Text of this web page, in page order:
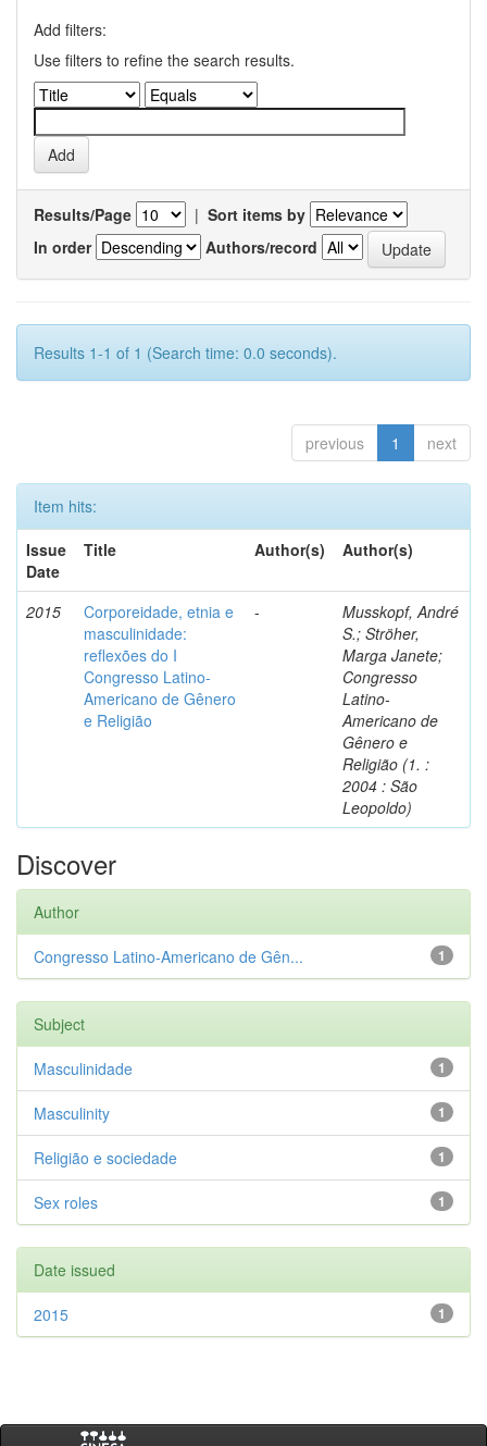
Add filters:
Use filters to refine the search results.
Results/Page | Sort items by
In order
Authors/record
Results 1-1 of 1 (Search time: 0.0 seconds).
previous 1 next
Item hits:
Issue
Date
Title Author(s) Author(s)
2015
Corporeidade, etnia e
masculinidade:
reflexões do I
Congresso Latino-
Americano de Gênero
e Religião
-
Musskopf, André
S.; Ströher,
Marga Janete;
Congresso
Latino-
Americano de
Gênero e
Religião (1. :
2004 : São
Leopoldo)
Discover
Author
1
Congresso Latino-Americano de Gên...
Subject
1
Masculinidade
1
Masculinity
1
Religião e sociedade
1
Sex roles
Date issued
1
2015